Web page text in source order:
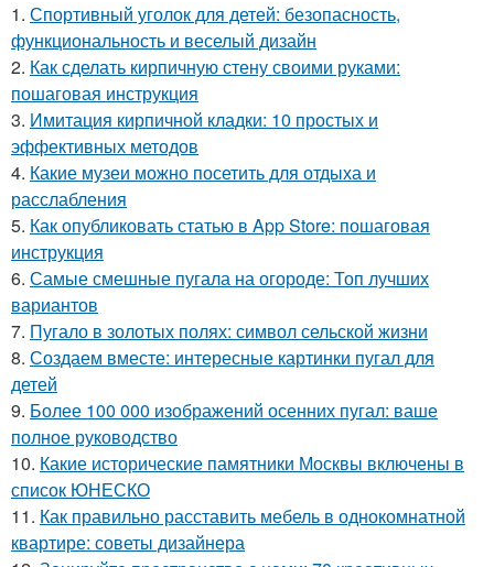
1. Спортивный уголок для детей: безопасность,
функциональность и веселый дизайн
2. Как сделать кирпичную стену своими руками:
пошаговая инструкция
3. Имитация кирпичной кладки: 10 простых и
эффективных методов
4. Какие музеи можно посетить для отдыха и
расслабления
5. Как опубликовать статью в App Store: пошаговая
инструкция
6. Самые смешные пугала на огороде: Топ лучших
вариантов
7. Пугало в золотых полях: символ сельской жизни
8. Создаем вместе: интересные картинки пугал для
детей
9. Более 100 000 изображений осенних пугал: ваше
полное руководство
10. Какие исторические памятники Москвы включены в
список ЮНЕСКО
11. Как правильно расставить мебель в однокомнатной
квартире: советы дизайнера